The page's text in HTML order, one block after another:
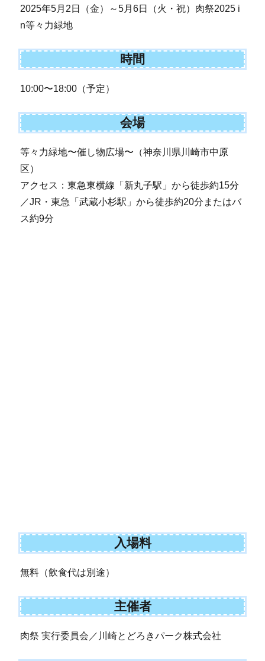
2025年5月2日（金）～5月6日（火・祝）肉祭2025 i
n等々力緑地
時間
10:00〜18:00（予定）
会場
等々力緑地〜催し物広場〜（神奈川県川崎市中原
区）
アクセス：東急東横線「新丸子駅」から徒歩約15分
／JR・東急「武蔵小杉駅」から徒歩約20分またはバ
ス約9分
入場料
無料（飲食代は別途）
主催者
肉祭 実行委員会／川崎とどろきパーク株式会社